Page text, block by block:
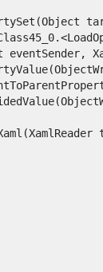
eventSender,